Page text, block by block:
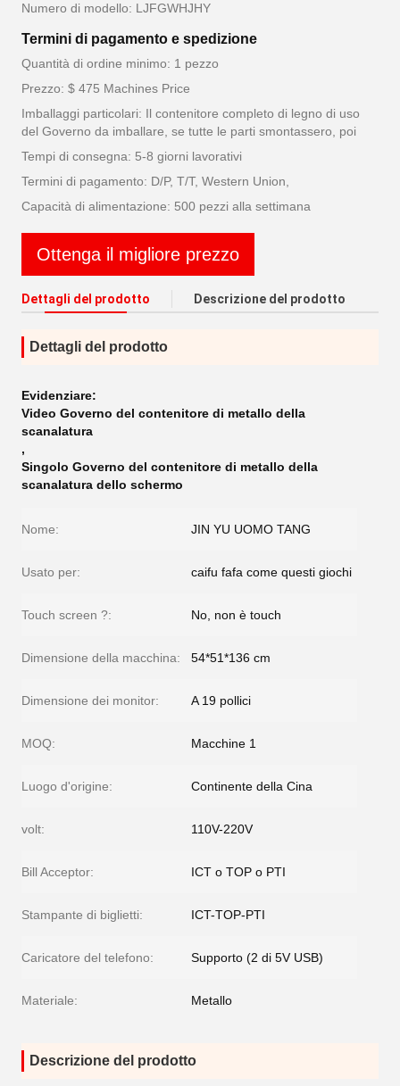
Numero di modello: LJFGWHJHY
Termini di pagamento e spedizione
Quantità di ordine minimo: 1 pezzo
Prezzo: $ 475 Machines Price
Imballaggi particolari: Il contenitore completo di legno di uso
del Governo da imballare, se tutte le parti smontassero, poi
Tempi di consegna: 5-8 giorni lavorativi
Termini di pagamento: D/P, T/T, Western Union,
Capacità di alimentazione: 500 pezzi alla settimana
Ottenga il migliore prezzo
Dettagli del prodotto Descrizione del prodotto
Dettagli del prodotto
Evidenziare:
Video Governo del contenitore di metallo della
scanalatura
,
Singolo Governo del contenitore di metallo della
scanalatura dello schermo
Nome: JIN YU UOMO TANG
Usato per: caifu fafa come questi giochi
Touch screen ?: No, non è touch
Dimensione della macchina: 54*51*136 cm
Dimensione dei monitor: A 19 pollici
MOQ: Macchine 1
Luogo d'origine: Continente della Cina
volt: 110V-220V
Bill Acceptor: ICT o TOP o PTI
Stampante di biglietti: ICT-TOP-PTI
Caricatore del telefono: Supporto (2 di 5V USB)
Materiale: Metallo
Descrizione del prodotto